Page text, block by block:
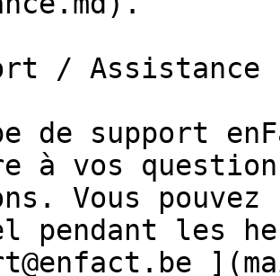
/ Assistance
de support
à vos
Vous
pendant les